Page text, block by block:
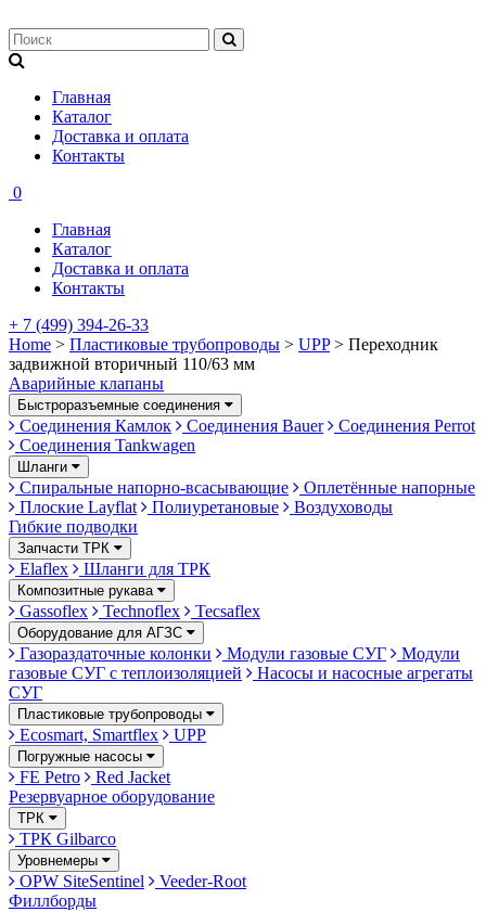
Главная
Каталог
Доставка и оплата
Контакты
0
Главная
Каталог
Доставка и оплата
Контакты
+ 7 (499) 394-26-33
Home > Пластиковые трубопроводы > UPP> Переходник
задвижной вторичный 110/63 мм
Аварийные клапаны
Быстроразъемные соединения
Соединения Камлок Соединения Bauer
Соединения Perrot
Соединения Tankwagen
Шланги
Спиральные напорно-всасывающие
Оплетённые напорные
Плоские Layflat
Полиуретановые
Воздуховоды
Гибкие подводки
Запчасти ТРК
Elaflex Шланги для ТРК
Композитные рукава
Gassoflex Technoflex Tecsaflex
Оборудование для АГЗС
Газораздаточные колонки Модули газовые СУГ
Модули
газовые СУГ с теплоизоляцией
Насосы и насосные агрегаты
СУГ
Пластиковые трубопроводы
Ecosmart, Smartflex UPP
Погружные насосы
FE Petro
Red Jacket
Резервуарное оборудование
ТРК
ТРК Gilbarco
Уровнемеры
OPW SiteSentinel
Veeder-Root
Филлборды